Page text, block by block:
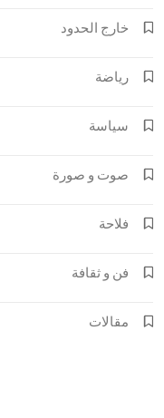
خارج الحدود
رياضة
سياسة
صوت و صورة
فلاحة
فن و ثقافة
مقالات